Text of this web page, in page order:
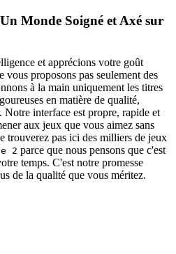
Monde Soigné et Axé sur
et apprécions votre goût
proposons pas seulement des
à la main uniquement les titres
en matière de qualité,
Notre interface est propre, rapide et
aux jeux que vous aimez sans
trouverez pas ici des milliers de jeux
2 parce que nous pensons que c'est
temps. C'est notre promesse
de la qualité que vous méritez.